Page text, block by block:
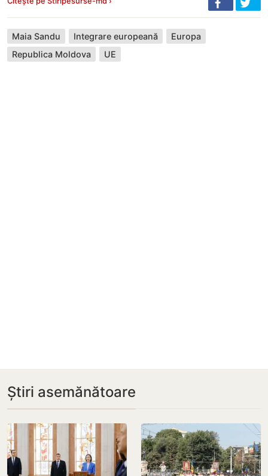
Maia Sandu Integrare europeană
Europa
Republica Moldova
UE
Știri asemănătoare